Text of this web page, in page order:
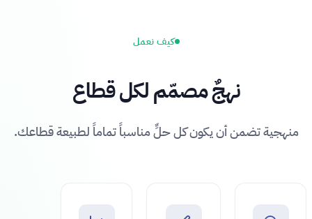
كيف نعمل
نهجٌ مصمّم لكل قطاع
منهجية تضمن أن يكون كل حلٍّ مناسباً تماماً لطبيعة قطاعك.